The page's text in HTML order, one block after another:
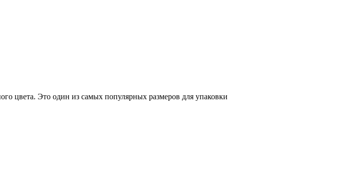
цвета. Это один из самых популярных размеров для упаковки